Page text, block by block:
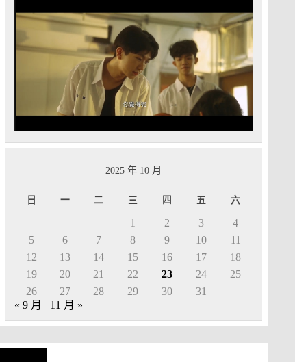
2025 年 10 月
日 一 二 三 四 五 六
1 2 3
4
5
6 7 8 9 10
11
12
13 14 15 16 17
18
19
20 21 22 23 24
25
26
27 28 29 30
31
« 9 月
11 月 »